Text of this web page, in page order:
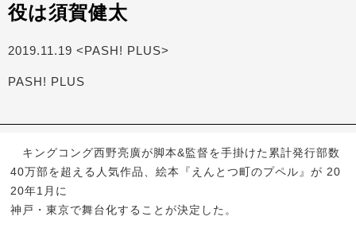
役は須賀健太
2019.11.19 <PASH! PLUS>
PASH! PLUS
キングコング西野亮廣が脚本&監督を手掛けた累計発行部数
40万部を超える人気作品、絵本『えんとつ町のプペル』が 20
20年1月に
神戸・東京で舞台化することが決定した。